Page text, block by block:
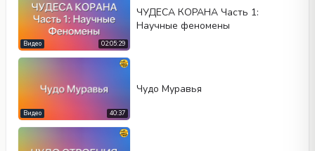
02:05:29
Видео
ЧУДЕСА КОРАНА Часть 1:
Научные феномены
40:37
Видео
Чудо Муравья